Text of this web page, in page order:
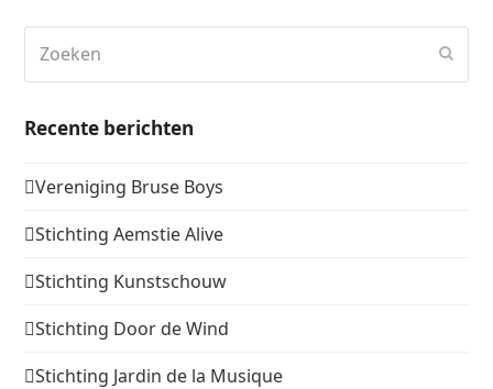
Recente berichten
Vereniging Bruse Boys
Stichting Aemstie Alive
Stichting Kunstschouw
Stichting Door de Wind
Stichting Jardin de la Musique